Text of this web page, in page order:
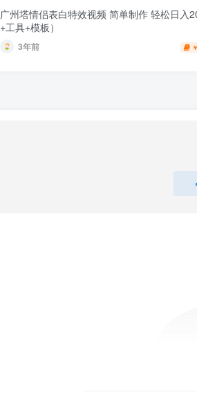
广州塔情侣表白特效视频 简单制作 轻松日入
+工具+模板）
3年前 ￥